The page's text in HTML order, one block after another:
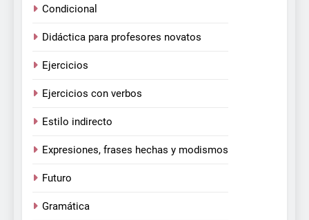
Condicional
Didáctica para profesores novatos
Ejercicios
Ejercicios con verbos
Estilo indirecto
Expresiones, frases hechas y modismos
Futuro
Gramática